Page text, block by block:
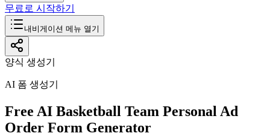
무료로 시작하기
내비게이션 메뉴 열기
양식 생성기
AI 폼 생성기
Free AI Basketball Team Personal Ad
Order Form Generator